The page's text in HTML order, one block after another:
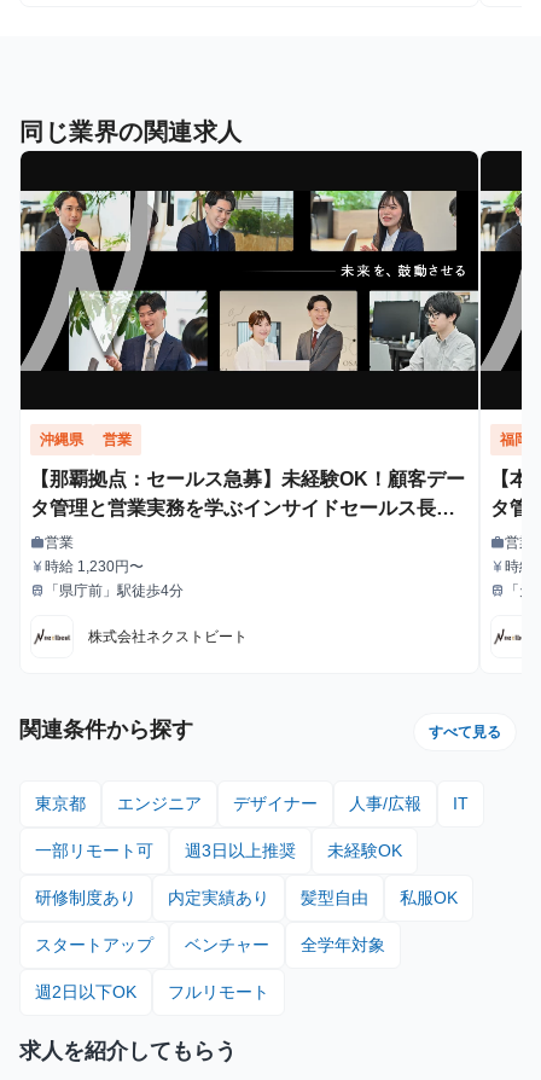
同じ業界の関連求人
沖縄県 営業
【那覇拠点：セールス急募】未経験OK！顧客デー
タ管理と営業実務を学ぶインサイドセールス長期
インターン
職種
work営業
給与
currency_yen時給 1,230円〜
最寄駅
train 「県庁前」駅徒歩4分
株式会社ネクストビート
福岡
【
タ管
イン
職種
work営業
給与
currency_yen時給
最寄駅
train 「
関連条件から探す すべて見る
東京都 エンジニア デザイナー 人事/広報 IT
一部リモート可 週3日以上推奨 未経験OK
研修制度あり 内定実績あり 髪型自由 私服OK
スタートアップ ベンチャー 全学年対象
週2日以下OK フルリモート
求人を紹介してもらう